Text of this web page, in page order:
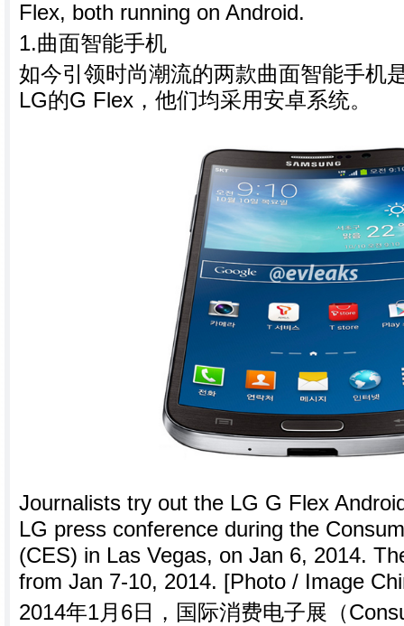
Flex, both running on Android.
1.曲面智能手机
如今引领时尚潮流的两款曲面智能手机
LG的G Flex，他们均采用安卓系统。
Journalists try out the LG G Flex
LG press conference during the
(CES) in Las Vegas, on Jan 6, 2014.
from Jan 7-10, 2014. [Photo / Image
2014年1月6日，国际消费电子展（